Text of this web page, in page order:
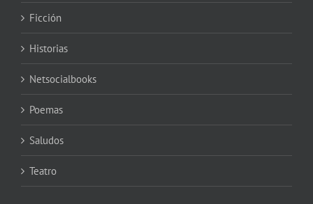
Ficción
Historias
Netsocialbooks
Poemas
Saludos
Teatro